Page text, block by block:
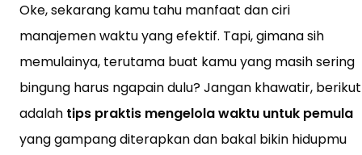
Oke, sekarang kamu tahu manfaat dan ciri
manajemen waktu yang efektif. Tapi, gimana sih
memulainya, terutama buat kamu yang masih sering
bingung harus ngapain dulu? Jangan khawatir, berikut
adalah tips praktis mengelola waktu untuk pemula
yang gampang diterapkan dan bakal bikin hidupmu